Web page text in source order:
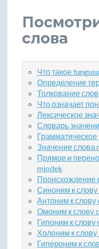
слова
Что такое
Определение
Толкование
Что означает
Лексическое
Словарь
Грамматическое
Значение слова
Прямое и
mjodek
Происхождение
Синоним к слову
Антоним к слову
Омоним к слову
Гипоним к слову
Холоним к слову
Гипероним к